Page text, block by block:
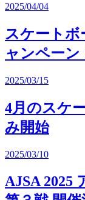
2025/04/04
スケートボ
ャンペーン
2025/03/15
4月のスケ
み開始
2025/03/10
AJSA 2025